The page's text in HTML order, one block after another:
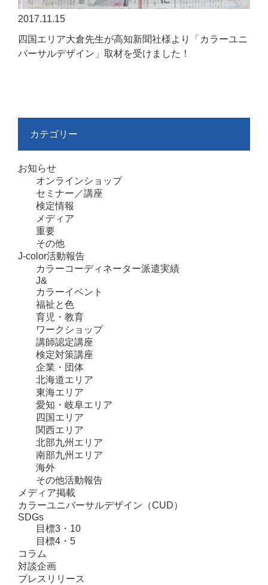
2017.11.15
四国エリア大倉先生が高知新聞社様より「カラーユニ
バーサルデザイン」取材を受けました！
カテゴリー
お知らせ
オンラインショップ
セミナー／講座
検定情報
メディア
重要
その他
J-color活動報告
カラーコーディネーター派遣実績
J&
カラーイベント
福祉と色
育児・教育
ワークショップ
講師認定講座
検定対策講座
企業・団体
北海道エリア
東海エリア
愛知・岐阜エリア
四国エリア
関西エリア
北部九州エリア
南部九州エリア
海外
その他活動報告
メディア掲載
カラーユニバーサルデザイン（CUD）
SDGs
目標3・10
目標4・5
コラム
対談企画
プレスリリース